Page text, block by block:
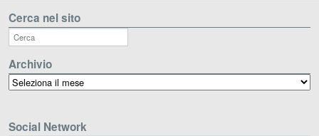
Cerca nel sito
Archivio
Archivio
Social Network